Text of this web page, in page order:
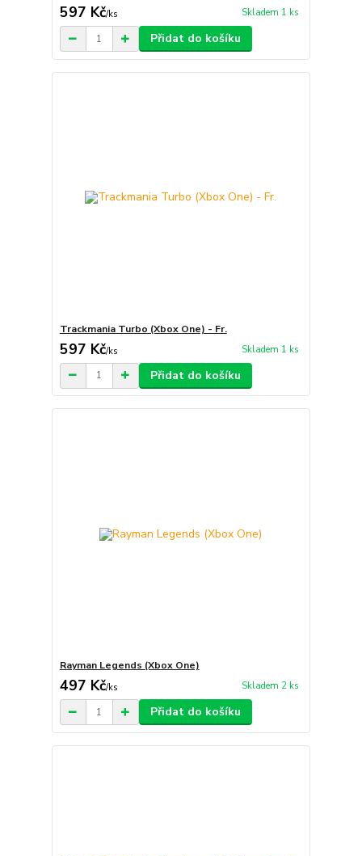
597 Kč/ks Skladem 1 ks
Přidat do košíku
Trackmania Turbo (Xbox One) - Fr.
597 Kč/ks Skladem 1 ks
Přidat do košíku
Rayman Legends (Xbox One)
497 Kč/ks Skladem 2 ks
Přidat do košíku